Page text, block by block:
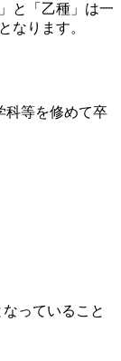
と「乙種」は一
なります。
科等を修めて卒
っていること